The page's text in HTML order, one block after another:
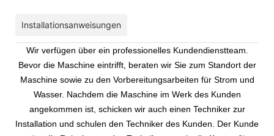
Installationsanweisungen
Wir verfügen über ein professionelles Kundendienstteam.
Bevor die Maschine eintrifft, beraten wir Sie zum Standort der
Maschine sowie zu den Vorbereitungsarbeiten für Strom und
Wasser. Nachdem die Maschine im Werk des Kunden
angekommen ist, schicken wir auch einen Techniker zur
Installation und schulen den Techniker des Kunden. Der Kunde